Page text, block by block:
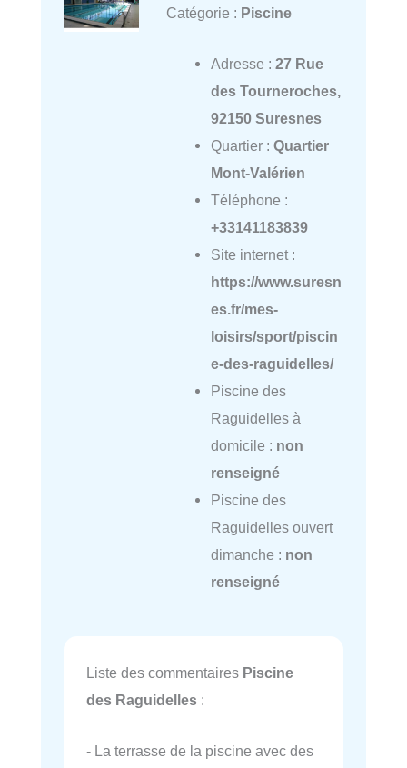
Catégorie : Piscine
Adresse : 27 Rue
des Tourneroches,
92150 Suresnes
Quartier : Quartier
Mont-Valérien
Téléphone :
+33141183839
Site internet :
https://www.suresn
es.fr/mes-
loisirs/sport/piscin
e-des-raguidelles/
Piscine des
Raguidelles à
domicile : non
renseigné
Piscine des
Raguidelles ouvert
dimanche : non
renseigné
Liste des commentaires Piscine
des Raguidelles :
- La terrasse de la piscine avec des